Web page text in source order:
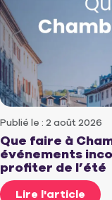
Publié le : 2 août 2026
Que faire à
événements
profiter de l’été
Lire l'article